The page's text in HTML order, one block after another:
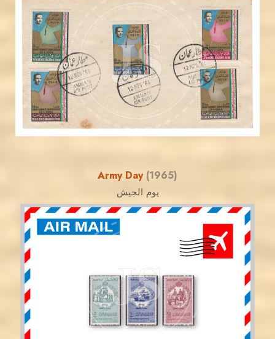
JS
JORDANSTAMPS.COM
EST. 2007
Army Day (1965)
يوم الجيش
JS
JORDANSTAMPS.COM